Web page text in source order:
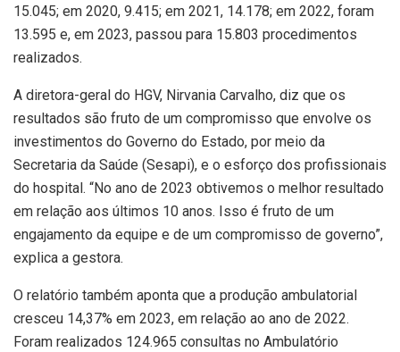
15.045; em 2020, 9.415; em 2021, 14.178; em 2022, foram
13.595 e, em 2023, passou para 15.803 procedimentos
realizados.
A diretora-geral do HGV, Nirvania Carvalho, diz que os
resultados são fruto de um compromisso que envolve os
investimentos do Governo do Estado, por meio da
Secretaria da Saúde (Sesapi), e o esforço dos profissionais
do hospital. “No ano de 2023 obtivemos o melhor resultado
em relação aos últimos 10 anos. Isso é fruto de um
engajamento da equipe e de um compromisso de governo”,
explica a gestora.
O relatório também aponta que a produção ambulatorial
cresceu 14,37% em 2023, em relação ao ano de 2022.
Foram realizados 124.965 consultas no Ambulatório